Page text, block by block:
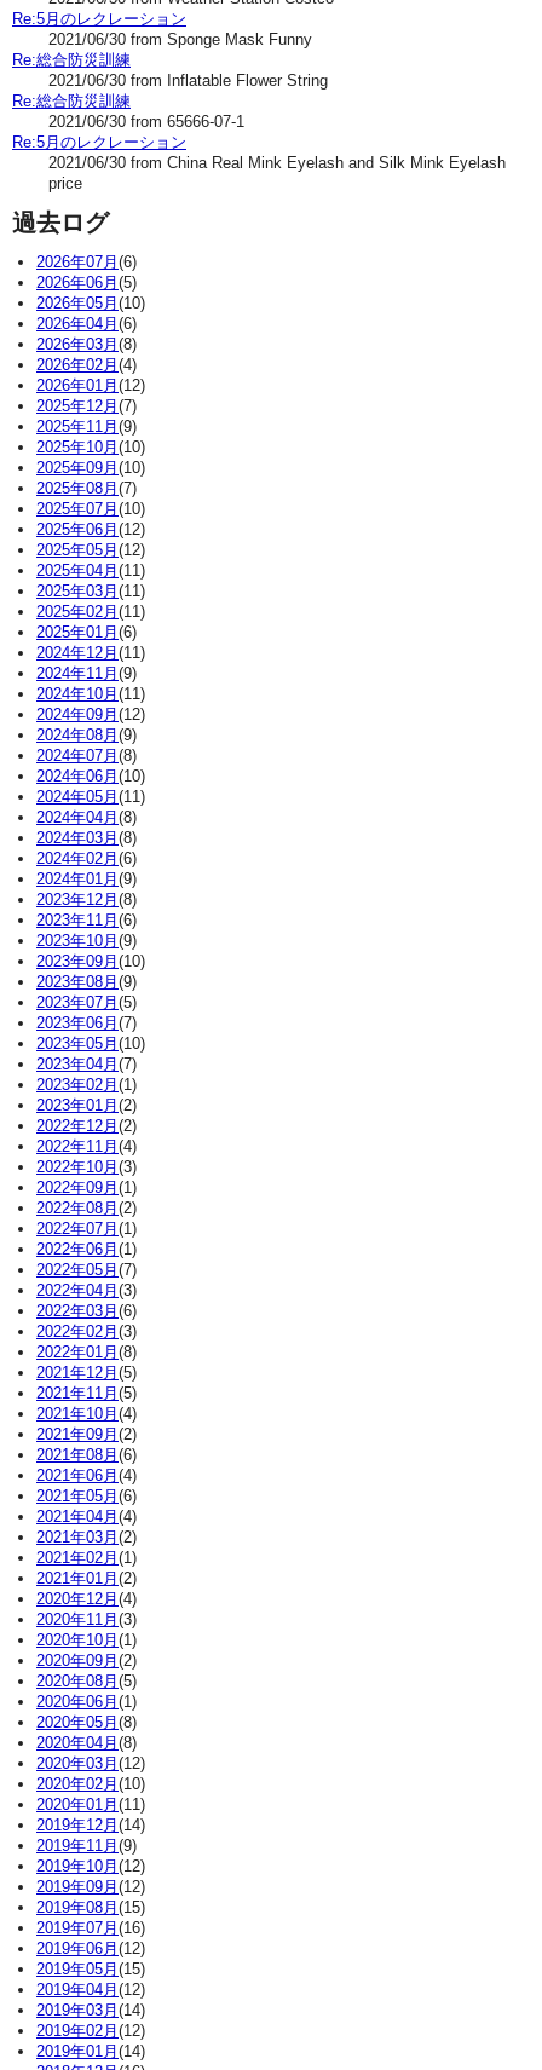
Re:5月のレクレーション
2021/06/30 from Sponge Mask Funny
Re:総合防災訓練
2021/06/30 from Inflatable Flower String
Re:総合防災訓練
2021/06/30 from 65666-07-1
Re:5月のレクレーション
2021/06/30 from China Real Mink Eyelash and Silk Mink Eyelash
price
過去ログ
2026年07月(6)
2026年06月(5)
2026年05月(10)
2026年04月(6)
2026年03月(8)
2026年02月(4)
2026年01月(12)
2025年12月(7)
2025年11月(9)
2025年10月(10)
2025年09月(10)
2025年08月(7)
2025年07月(10)
2025年06月(12)
2025年05月(12)
2025年04月(11)
2025年03月(11)
2025年02月(11)
2025年01月(6)
2024年12月(11)
2024年11月(9)
2024年10月(11)
2024年09月(12)
2024年08月(9)
2024年07月(8)
2024年06月(10)
2024年05月(11)
2024年04月(8)
2024年03月(8)
2024年02月(6)
2024年01月(9)
2023年12月(8)
2023年11月(6)
2023年10月(9)
2023年09月(10)
2023年08月(9)
2023年07月(5)
2023年06月(7)
2023年05月(10)
2023年04月(7)
2023年02月(1)
2023年01月(2)
2022年12月(2)
2022年11月(4)
2022年10月(3)
2022年09月(1)
2022年08月(2)
2022年07月(1)
2022年06月(1)
2022年05月(7)
2022年04月(3)
2022年03月(6)
2022年02月(3)
2022年01月(8)
2021年12月(5)
2021年11月(5)
2021年10月(4)
2021年09月(2)
2021年08月(6)
2021年06月(4)
2021年05月(6)
2021年04月(4)
2021年03月(2)
2021年02月(1)
2021年01月(2)
2020年12月(4)
2020年11月(3)
2020年10月(1)
2020年09月(2)
2020年08月(5)
2020年06月(1)
2020年05月(8)
2020年04月(8)
2020年03月(12)
2020年02月(10)
2020年01月(11)
2019年12月(14)
2019年11月(9)
2019年10月(12)
2019年09月(12)
2019年08月(15)
2019年07月(16)
2019年06月(12)
2019年05月(15)
2019年04月(12)
2019年03月(14)
2019年02月(12)
2019年01月(14)